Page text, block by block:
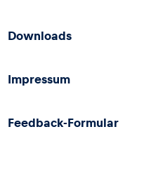
Downloads
Impressum
Feedback-Formular